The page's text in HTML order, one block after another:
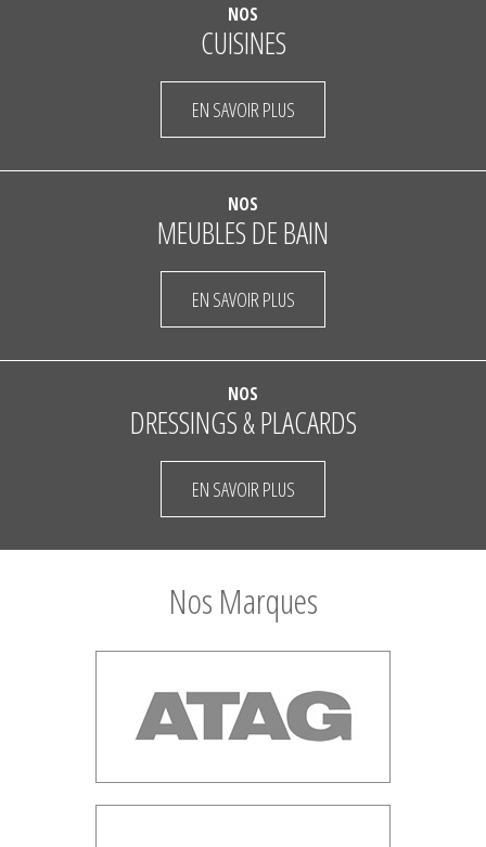
NOS
CUISINES
EN SAVOIR PLUS
NOS
MEUBLES DE BAIN
EN SAVOIR PLUS
NOS
DRESSINGS & PLACARDS
EN SAVOIR PLUS
Nos Marques